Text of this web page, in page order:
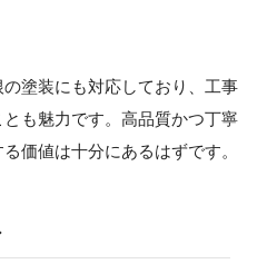
塗装にも対応しており、工事
も魅力です。高品質かつ丁寧
価値は十分にあるはずです。